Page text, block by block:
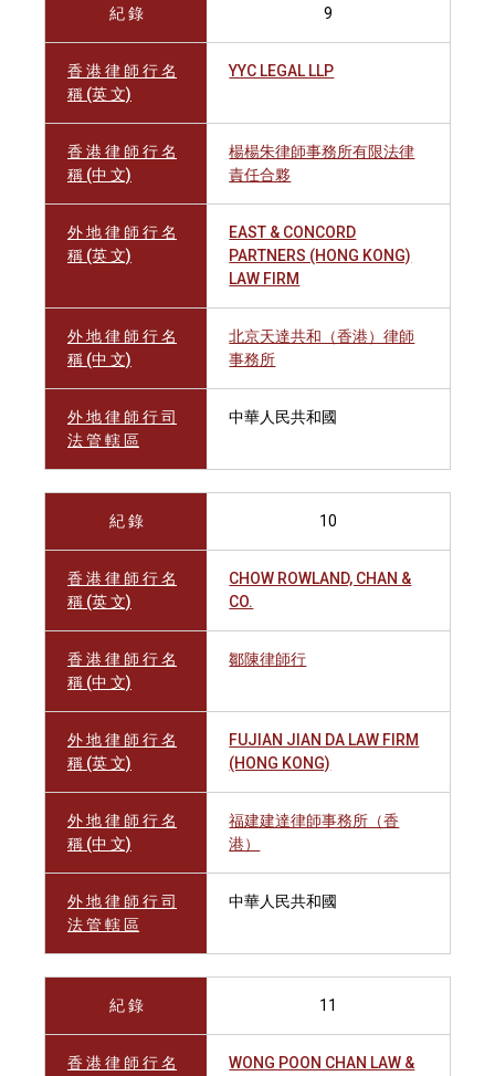
紀 錄 9
香 港 律 師 行 名
稱 (英 文)
YYC LEGAL LLP
香 港 律 師 行 名
稱 (中 文)
楊楊朱律師事務所有限法律
責任合夥
外 地 律 師 行 名
稱 (英 文)
EAST & CONCORD
PARTNERS (HONG KONG)
LAW FIRM
外 地 律 師 行 名
稱 (中 文)
北京天達共和（香港）律師
事務所
外 地 律 師 行 司
法 管 轄 區
中華人民共和國
紀 錄 10
香 港 律 師 行 名
稱 (英 文)
CHOW ROWLAND, CHAN &
CO.
香 港 律 師 行 名
稱 (中 文)
鄒陳律師行
外 地 律 師 行 名
稱 (英 文)
FUJIAN JIAN DA LAW FIRM
(HONG KONG)
外 地 律 師 行 名
稱 (中 文)
福建建達律師事務所（香
港）
外 地 律 師 行 司
法 管 轄 區
中華人民共和國
紀 錄 11
香 港 律 師 行 名
WONG POON CHAN LAW &